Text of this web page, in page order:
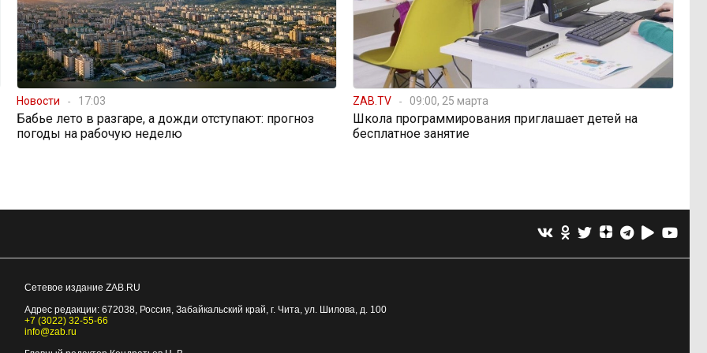
Новости 17:03
Бабье лето в разгаре, а дожди отступают: прогноз
погоды на рабочую неделю
ZAB.TV 09:00, 25 марта
Школа программирования приглашает детей на
бесплатное занятие
Сетевое издание ZAB.RU
Адрес редакции: 672038, Россия, Забайкальский край, г. Чита, ул. Шилова, д. 100
+7 (3022) 32-55-66
info@zab.ru